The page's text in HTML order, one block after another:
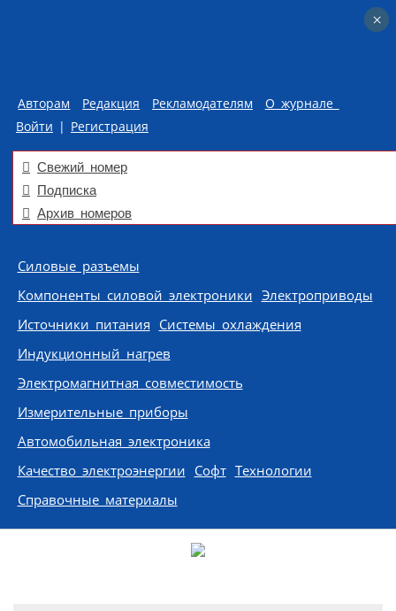
Авторам Редакция Рекламодателям
О журнале
Войти | Регистрация
Свежий номер
Подписка
Архив номеров
Skip to content
Силовые разъемы
Компоненты силовой электроники Электроприводы
Источники питания Системы охлаждения
Индукционный нагрев
Электромагнитная совместимость
Измерительные приборы
Автомобильная электроника
Качество электроэнергии Софт Технологии
Справочные материалы
×
×